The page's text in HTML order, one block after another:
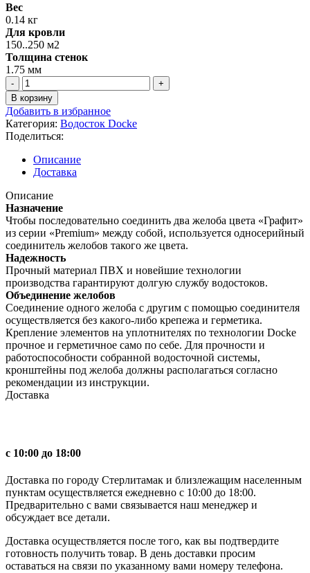
Вес
0.14 кг
Для кровли
150..250 м2
Толщина стенок
1.75 мм
Количество
товара
Соединитель
желобов
Docke
Premium,
графит
В корзину
Добавить в избранное
Категория: Водосток Docke
Поделиться:
Описание
Доставка
Описание
Назначение
Чтобы последовательно соединить два желоба цвета «Графит»
из серии «Premium» между собой, используется односерийный
соединитель желобов такого же цвета.
Надежность
Прочный материал ПВХ и новейшие технологии
производства гарантируют долгую службу водостоков.
Объединение желобов
Соединение одного желоба с другим с помощью соединителя
осуществляется без какого-либо крепежа и герметика.
Крепление элементов на уплотнителях по технологии Docke
прочное и герметичное само по себе. Для прочности и
работоспособности собранной водосточной системы,
кронштейны под желоба должны располагаться согласно
рекомендации из инструкции.
Доставка
с 10:00 до 18:00
Доставка по городу Стерлитамак и близлежащим населенным
пунктам осуществляется ежедневно с 10:00 до 18:00.
Предварительно с вами связывается наш менеджер и
обсуждает все детали.
Доставка осуществляется после того, как вы подтвердите
готовность получить товар. В день доставки просим
оставаться на связи по указанному вами номеру телефона.